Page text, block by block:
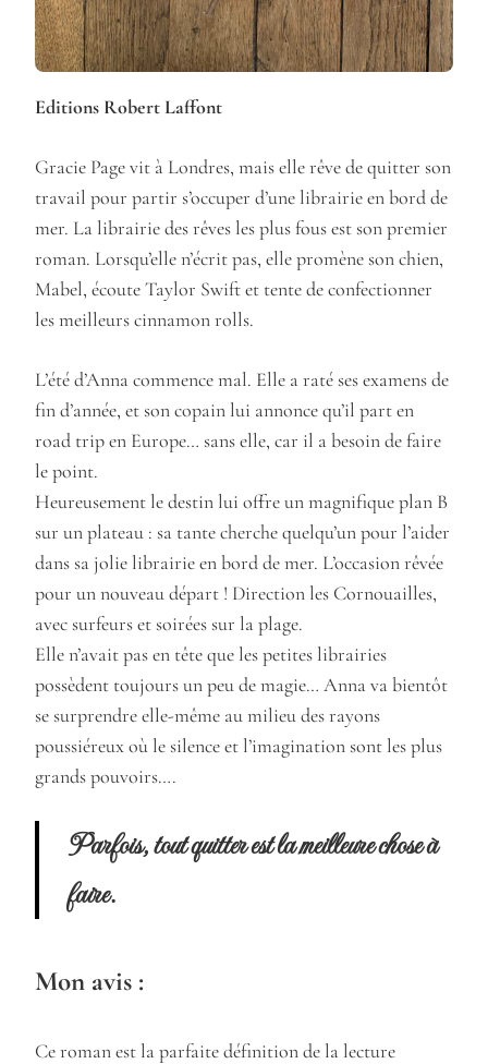
Editions Robert Laffont
Gracie Page vit à Londres, mais elle rêve de quitter son
travail pour partir s’occuper d’une librairie en bord de
mer. La librairie des rêves les plus fous est son premier
roman. Lorsqu’elle n’écrit pas, elle promène son chien,
Mabel, écoute Taylor Swift et tente de confectionner
les meilleurs cinnamon rolls.
L’été d’Anna commence mal. Elle a raté ses examens de
fin d’année, et son copain lui annonce qu’il part en
road trip en Europe… sans elle, car il a besoin de faire
le point.
Heureusement le destin lui offre un magnifique plan B
sur un plateau : sa tante cherche quelqu’un pour l’aider
dans sa jolie librairie en bord de mer. L’occasion rêvée
pour un nouveau départ ! Direction les Cornouailles,
avec surfeurs et soirées sur la plage.
Elle n’avait pas en tête que les petites librairies
possèdent toujours un peu de magie… Anna va bientôt
se surprendre elle-même au milieu des rayons
poussiéreux où le silence et l’imagination sont les plus
grands pouvoirs….
Parfois, tout quitter est la meilleure chose à
faire.
Mon avis :
Ce roman est la parfaite définition de la lecture